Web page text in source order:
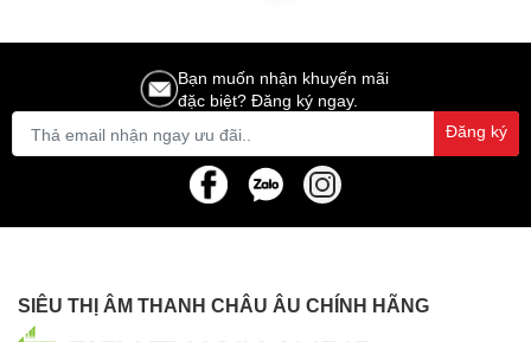
Bạn muốn nhận khuyến mãi
đặc biệt? Đăng ký ngay.
Đăng ký
SIÊU THỊ ÂM THANH CHÂU ÂU CHÍNH HÃNG